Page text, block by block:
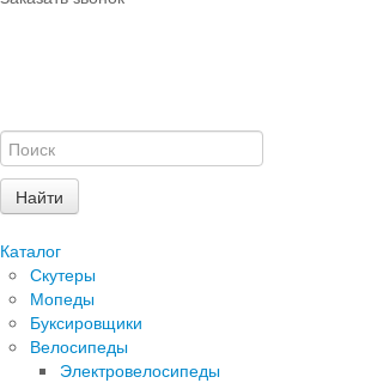
Каталог
Скутеры
Мопеды
Буксировщики
Велосипеды
Электровелосипеды